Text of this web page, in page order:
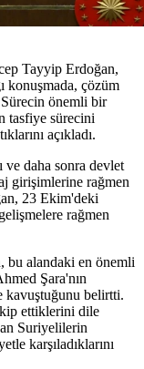
Tayyip Erdoğan,
konuşmada, çözüm
önemli bir
tasfiye sürecini
açıkladı.
ve daha sonra devlet
girişimlerine rağmen
23 Ekim'deki
rağmen
bu alandaki en önemli
Şara'nın
kavuştuğunu belirtti.
ettiklerini dile
Suriyelilerin
karşıladıklarını